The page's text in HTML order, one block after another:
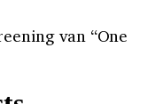
van “One